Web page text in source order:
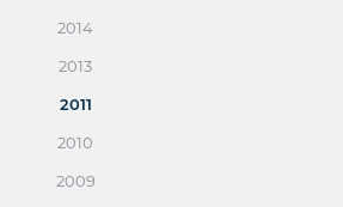
2014
2013
2011
2010
2009